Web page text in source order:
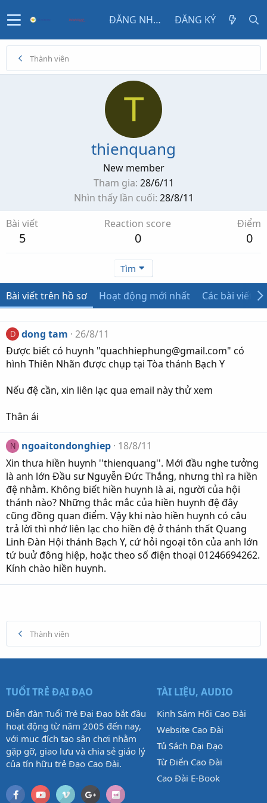
ĐĂNG NHẬP ĐĂNG KÝ
Thành viên
T
thienquang
New member
Tham gia 28/6/11
Nhìn thấy lần cuối 28/8/11
Bài viết
5
Reaction score
0
Điểm
0
Tìm
Bài viết trên hồ sơ Hoạt động mới nhất Các bài viết
D dong tam
26/8/11
Được biết có huynh "quachhiephung@gmail.com" có
hình Thiên Nhãn được chụp tại Tòa thánh Bạch Y
Nếu đệ cần, xin liên lạc qua email này thử xem
Thân ái
N ngoaitondonghiep 18/8/11
Xin thưa hiền huynh ''thienquang''. Mới đầu nghe tưởng
là anh lớn Đầu sư Nguyễn Đức Thắng, nhưng thì ra hiền
đệ nhằm. Không biết hiền huynh là ai, người của hội
thánh nào? Những thắc mắc của hiền huynh đệ đây
cũng đồng quan điểm. Vậy khi nào hiền huynh có câu
trả lời thì nhớ liên lạc cho hiền đệ ở thánh thất Quang
Linh Đàn Hội thánh Bạch Y, cứ hỏi ngoại tôn của anh lớn
tứ buử đông hiệp, hoặc theo số điện thoại 01246694262.
Kính chào hiền huynh.
Thành viên
TUỔI TRẺ ĐẠI ĐẠO
Diễn đàn Tuổi Trẻ Đại Đạo bắt đầu
hoạt động từ năm 2005 đến nay,
với mục đích tạo sân chơi nhằm
gặp gỡ, giao lưu và chia sẻ giáo lý
của tín hữu trẻ Đạo Cao Đài.
TÀI LIỆU, AUDIO
Kinh Sám Hối Cao Đài
Website Cao Đài
Tủ Sách Đại Đạo
Từ Điển Cao Đài
Cao Đài E-Book